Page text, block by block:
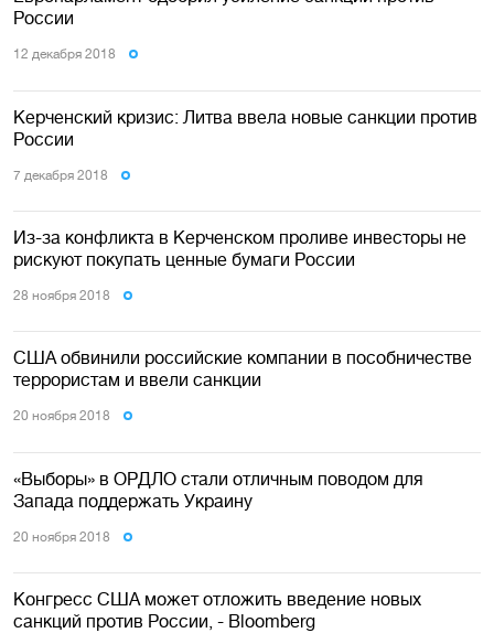
России
12 декабря 2018
Керченский кризис: Литва ввела новые санкции против
России
7 декабря 2018
Из-за конфликта в Керченском проливе инвесторы не
рискуют покупать ценные бумаги России
28 ноября 2018
США обвинили российские компании в пособничестве
террористам и ввели санкции
20 ноября 2018
«Выборы» в ОРДЛО стали отличным поводом для
Запада поддержать Украину
20 ноября 2018
Конгресс США может отложить введение новых
санкций против России, - Bloomberg